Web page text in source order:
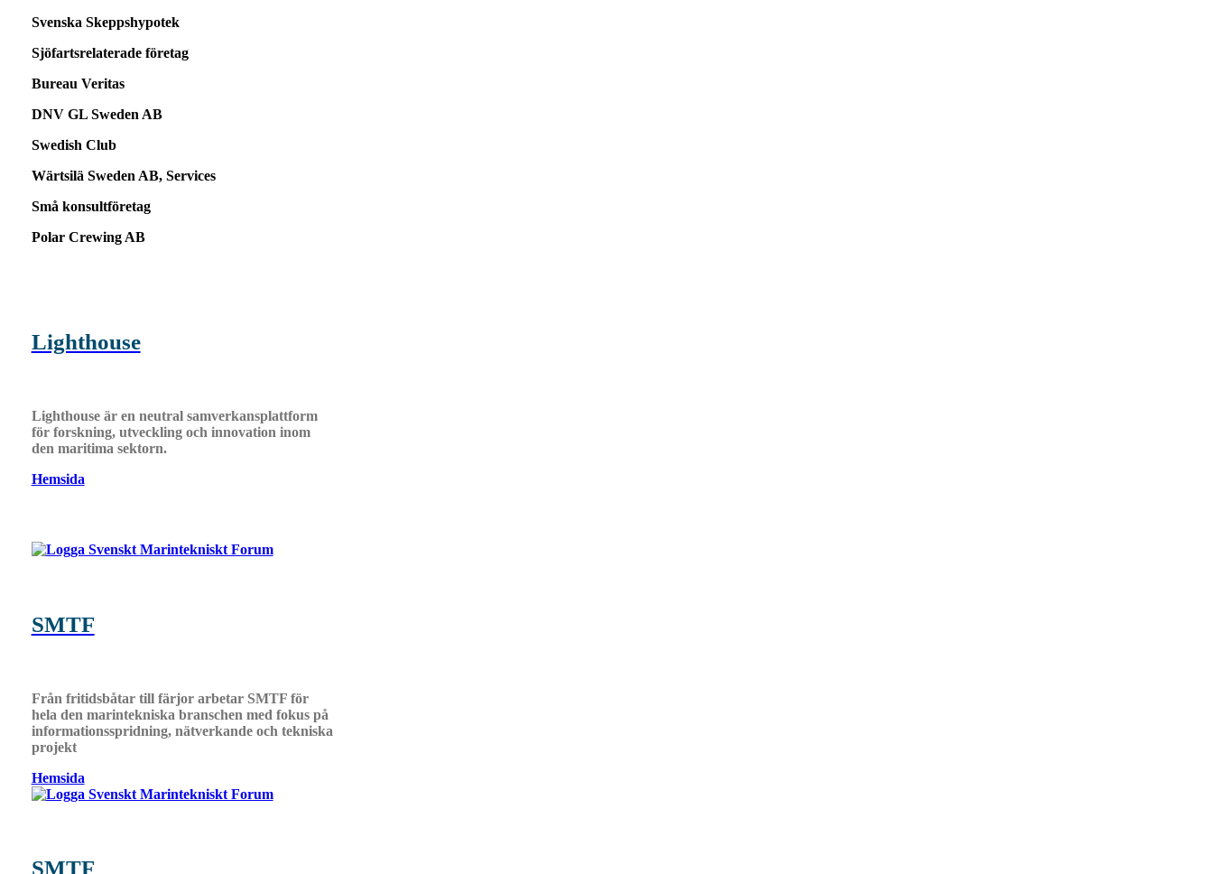
Svenska Skeppshypotek
Sjöfartsrelaterade företag
Bureau Veritas
DNV GL Sweden AB
Swedish Club
Wärtsilä Sweden AB, Services
Små konsultföretag
Polar Crewing AB
Lighthouse
Lighthouse är en neutral samverkansplattform
för forskning, utveckling och innovation inom
den maritima sektorn.
Hemsida
SMTF
Från fritidsbåtar till färjor arbetar SMTF för
hela den marintekniska branschen med fokus på
informationsspridning, nätverkande och tekniska
projekt
Hemsida
SMTF